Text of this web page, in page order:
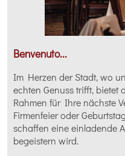
Benvenuto...
Im Herzen der Stadt, wo
echten Genuss trifft, bietet
Rahmen für Ihre nächste
Firmenfeier oder
schaffen eine einladende
begeistern wird.